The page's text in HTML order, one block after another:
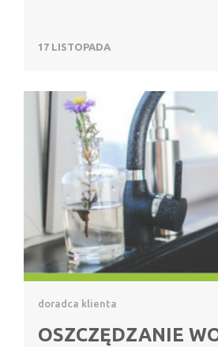
17 LISTOPADA
doradca klienta
OSZCZĘDZANIE